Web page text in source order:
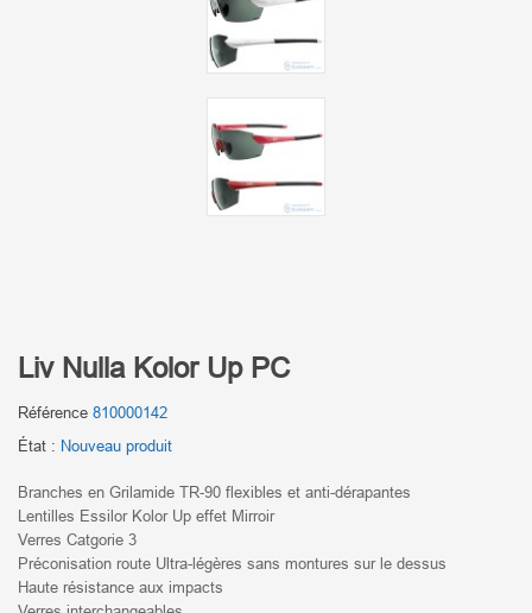
Liv Nulla Kolor Up PC
Référence 810000142
État : Nouveau produit
Branches en Grilamide TR-90 flexibles et anti-dérapantes
Lentilles Essilor Kolor Up effet Mirroir
Verres Catgorie 3
Préconisation route Ultra-légères sans montures sur le dessus
Haute résistance aux impacts